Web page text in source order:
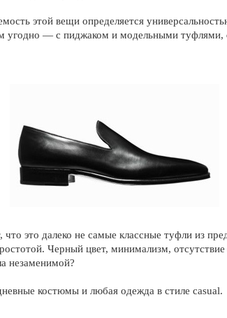
этой вещи определяется
угодно — с пиджаком и модельными туфлями,
это далеко не самые классные туфли из
Черный цвет, минимализм,
незаменимой?
костюмы и любая одежда в стиле casual.